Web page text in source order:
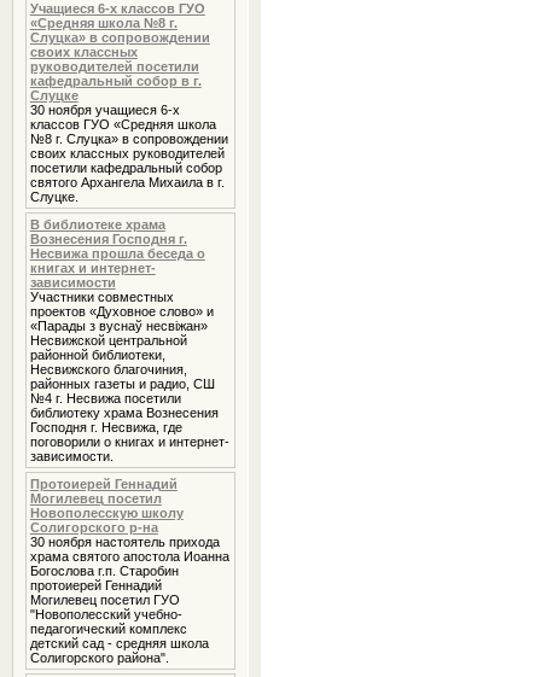
Учащиеся 6-х классов ГУО
«Средняя школа №8 г.
Слуцка» в сопровождении
своих классных
руководителей посетили
кафедральный собор в г.
Слуцке
30 ноября учащиеся 6-х
классов ГУО «Средняя школа
№8 г. Слуцка» в сопровождении
своих классных руководителей
посетили кафедральный собор
святого Архангела Михаила в г.
Слуцке.
В библиотеке храма
Вознесения Господня г.
Несвижа прошла беседа о
книгах и интернет-
зависимости
Участники совместных
проектов «Духовное слово» и
«Парады з вуснаў несвіжан»
Несвижской центральной
районной библиотеки,
Несвижского благочиния,
районных газеты и радио, СШ
№4 г. Несвижа посетили
библиотеку храма Вознесения
Господня г. Несвижа, где
поговорили о книгах и интернет-
зависимости.
Протоиерей Геннадий
Могилевец посетил
Новополесскую школу
Солигорского р-на
30 ноября настоятель прихода
храма святого апостола Иоанна
Богослова г.п. Старобин
протоиерей Геннадий
Могилевец посетил ГУО
"Новополесский учебно-
педагогический комплекс
детский сад - средняя школа
Солигорского района".